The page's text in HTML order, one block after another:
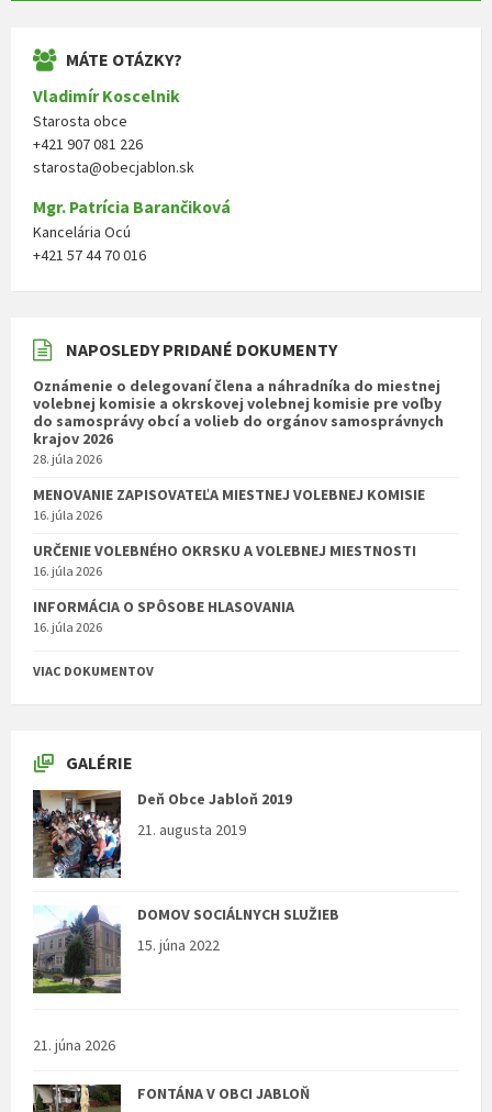
MÁTE OTÁZKY?
Vladimír Koscelnik
Starosta obce
+421 907 081 226
starosta@obecjablon.sk
Mgr. Patrícia Barančiková
Kancelária Ocú
+421 57 44 70 016
NAPOSLEDY PRIDANÉ DOKUMENTY
Oznámenie o delegovaní člena a náhradníka do miestnej
volebnej komisie a okrskovej volebnej komisie pre voľby
do samosprávy obcí a volieb do orgánov samosprávnych
krajov 2026
28. júla 2026
MENOVANIE ZAPISOVATEĽA MIESTNEJ VOLEBNEJ KOMISIE
16. júla 2026
URČENIE VOLEBNÉHO OKRSKU A VOLEBNEJ MIESTNOSTI
16. júla 2026
INFORMÁCIA O SPÔSOBE HLASOVANIA
16. júla 2026
VIAC DOKUMENTOV
GALÉRIE
Deň Obce Jabloň 2019
21. augusta 2019
DOMOV SOCIÁLNYCH SLUŽIEB
15. júna 2022
21. júna 2026
FONTÁNA V OBCI JABLOŇ